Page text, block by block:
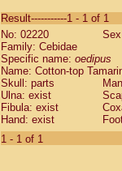
Cebidae
Cebidae
Cebidae
Cebidae
Cebidae
Cebidae
Cebidae
Cebidae
Cebidae
Result-----------1 - 1 of 1
No: 02220
Family: Cebidae
Specific name: oedipus
Name: Cotton-top
Skull: parts
Ulna: exist
Fibula: exist
Hand: exist
1 - 1 of 1